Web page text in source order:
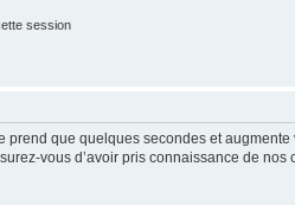
session
prend que quelques secondes et
vous d’avoir pris connaissance de